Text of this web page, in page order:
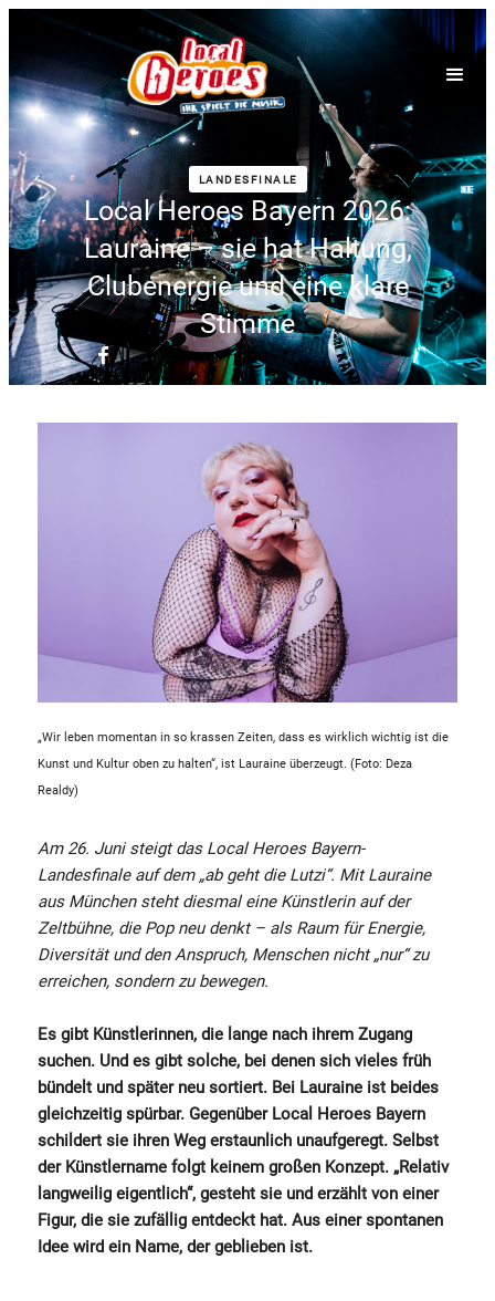
LANDESFINALE
Local Heroes Bayern 2026:
Lauraine – sie hat Haltung,
Clubenergie und eine klare
Stimme
„Wir leben momentan in so krassen Zeiten, dass es wirklich wichtig ist die
Kunst und Kultur oben zu halten“, ist Lauraine überzeugt. (Foto: Deza
Realdy)
Am 26. Juni steigt das Local Heroes Bayern-
Landesfinale auf dem „ab geht die Lutzi“. Mit Lauraine
aus München steht diesmal eine Künstlerin auf der
Zeltbühne, die Pop neu denkt – als Raum für Energie,
Diversität und den Anspruch, Menschen nicht „nur“ zu
erreichen, sondern zu bewegen.
Es gibt Künstlerinnen, die lange nach ihrem Zugang
suchen. Und es gibt solche, bei denen sich vieles früh
bündelt und später neu sortiert. Bei Lauraine ist beides
gleichzeitig spürbar. Gegenüber Local Heroes Bayern
schildert sie ihren Weg erstaunlich unaufgeregt. Selbst
der Künstlername folgt keinem großen Konzept. „Relativ
langweilig eigentlich“, gesteht sie und erzählt von einer
Figur, die sie zufällig entdeckt hat. Aus einer spontanen
Idee wird ein Name, der geblieben ist.